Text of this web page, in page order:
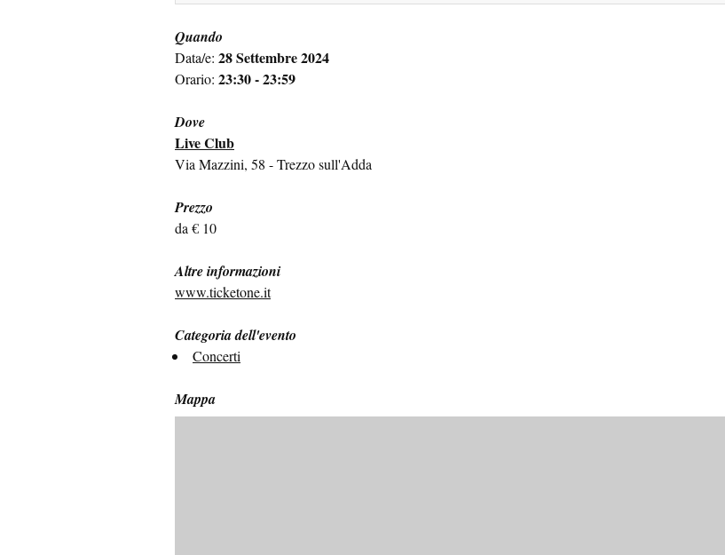
Quando
Data/e: 28 Settembre 2024
Orario: 23:30 - 23:59
Dove
Live Club
Via Mazzini, 58 - Trezzo sull'Adda
Prezzo
da € 10
Altre informazioni
www.ticketone.it
Categoria dell'evento
Concerti
Mappa